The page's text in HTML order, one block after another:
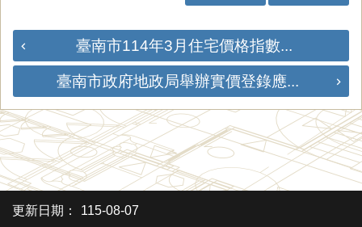
臺南市114年3月住宅價格指數...
臺南市政府地政局舉辦實價登錄應...
更新日期： 115-08-07